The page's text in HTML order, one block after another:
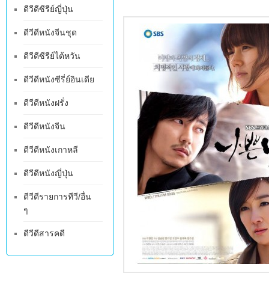
ดีวีดีซีรีย์ญี่ปุ่น
ดีวีดีหนังจีนชุด
ดีวีดีซีรีย์ไต้หวัน
ดีวีดีหนังซีรี่ย์อินเดีย
ดีวีดีหนังฝรั่ง
ดีวีดีหนังจีน
ดีวีดีหนังเกาหลี
ดีวีดีหนังญี่ปุ่น
ดีวีดีรายการทีวี/อื่น
ๆ
ดีวีดีสารคดี